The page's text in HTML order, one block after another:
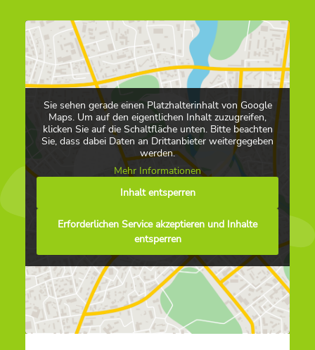
Sie sehen gerade einen Platzhalterinhalt von Google
Maps. Um auf den eigentlichen Inhalt zuzugreifen,
klicken Sie auf die Schaltfläche unten. Bitte beachten
Sie, dass dabei Daten an Drittanbieter weitergegeben
werden.
Mehr Informationen
Inhalt entsperren
Erforderlichen Service akzeptieren und Inhalte
entsperren